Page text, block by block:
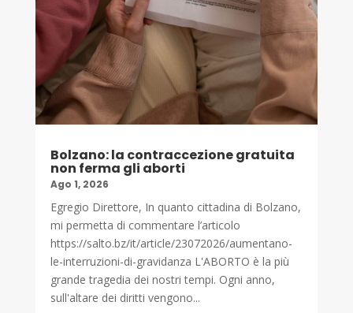
Bolzano: la contraccezione gratuita
non ferma gli aborti
Ago 1, 2026
Egregio Direttore, In quanto cittadina di Bolzano,
mi permetta di commentare l’articolo
https://salto.bz/it/article/23072026/aumentano-
le-interruzioni-di-gravidanza L'ABORTO è la più
grande tragedia dei nostri tempi. Ogni anno,
sull'altare dei diritti vengono...